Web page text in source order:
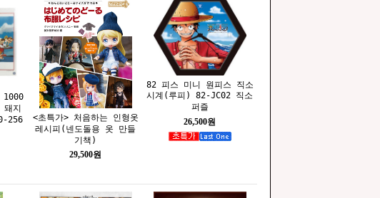
1000
돼지
256
<초특가> 처음하는 인형옷
레시피(넨도돌용 옷 만들
기책)
29,500원
82 피스 미니 원피스 직소
시계(루피) 82-JC02 직소
퍼즐
26,500원